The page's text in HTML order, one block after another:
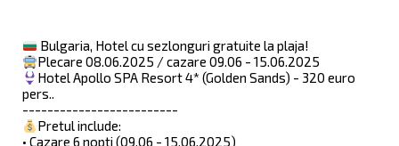
Bulgaria, Hotel cu sezlonguri gratuite la plaja!
Plecare 08.06.2025 / cazare 09.06 - 15.06.2025
Hotel Apollo SPA Resort 4* (Golden Sands) - 320 euro
pers..
-------------------------
Pretul include:
• Cazare 6 nopti (09.06 - 15.06.2025)